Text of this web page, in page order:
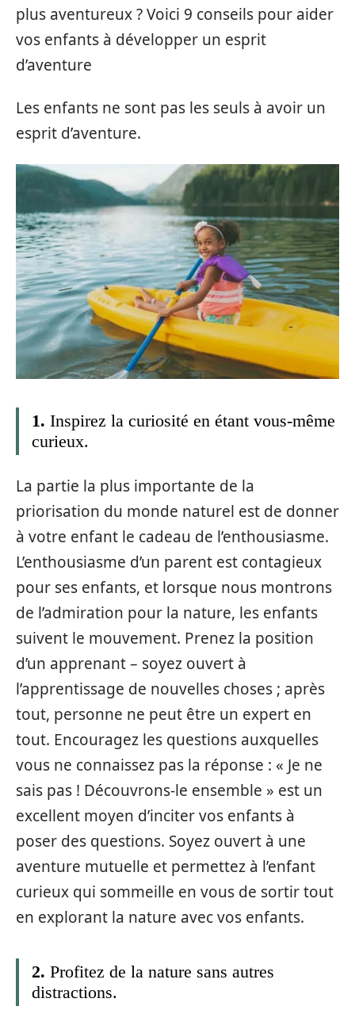
plus aventureux ? Voici 9 conseils pour aider
vos enfants à développer un esprit
d’aventure
Les enfants ne sont pas les seuls à avoir un
esprit d’aventure.
1. Inspirez la curiosité en étant vous-même
curieux.
La partie la plus importante de la
priorisation du monde naturel est de donner
à votre enfant le cadeau de l’enthousiasme.
L’enthousiasme d’un parent est contagieux
pour ses enfants, et lorsque nous montrons
de l’admiration pour la nature, les enfants
suivent le mouvement. Prenez la position
d’un apprenant – soyez ouvert à
l’apprentissage de nouvelles choses ; après
tout, personne ne peut être un expert en
tout. Encouragez les questions auxquelles
vous ne connaissez pas la réponse : « Je ne
sais pas ! Découvrons-le ensemble » est un
excellent moyen d’inciter vos enfants à
poser des questions. Soyez ouvert à une
aventure mutuelle et permettez à l’enfant
curieux qui sommeille en vous de sortir tout
en explorant la nature avec vos enfants.
2. Profitez de la nature sans autres
distractions.